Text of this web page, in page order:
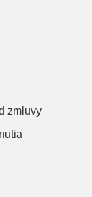
zmluvy